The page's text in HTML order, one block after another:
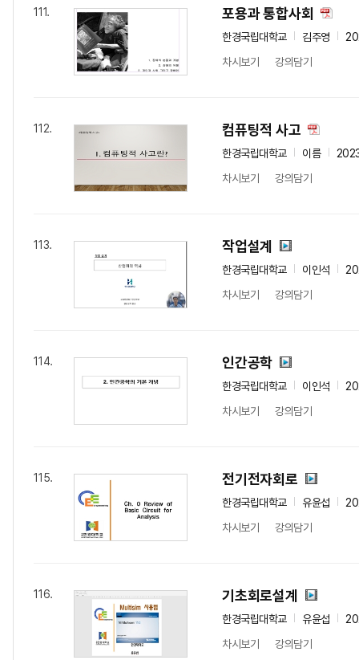
111. 포용과 통합사회
한경국립대학교 김주영
차시보기
강의담기
112. 컴퓨팅적 사고
한경국립대학교 이름
차시보기
강의담기
113. 작업설계
한경국립대학교 이인석
차시보기
강의담기
114. 인간공학
한경국립대학교 이인석
차시보기
강의담기
115. 전기전자회로
한경국립대학교 유윤섭
차시보기
강의담기
116. 기초회로설계
한경국립대학교 유윤섭
차시보기
강의담기